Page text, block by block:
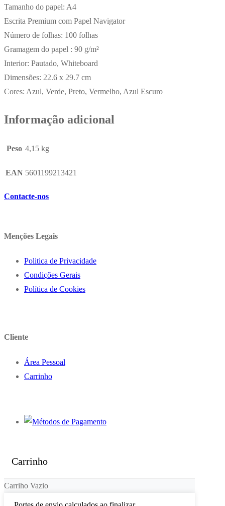
Tamanho do papel: A4
Escrita Premium com Papel Navigator
Número de folhas: 100 folhas
Gramagem do papel : 90 g/m²
Interior: Pautado, Whiteboard
Dimensões: 22.6 x 29.7 cm
Cores: Azul, Verde, Preto, Vermelho, Azul Escuro
Informação adicional
Peso 4,15 kg
EAN 5601199213421
Contacte-nos
Menções Legais
Politica de Privacidade
Condições Gerais
Política de Cookies
Cliente
Área Pessoal
Carrinho
Carrinho
Carriho Vazio